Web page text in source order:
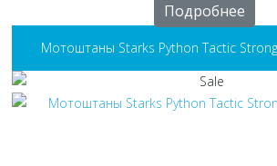
Подробнее
Мотоштаны Starks Python Tactic